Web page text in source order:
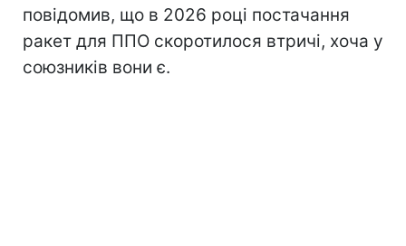
повідомив, що в 2026 році постачання
ракет для ППО скоротилося втричі, хоча у
союзників вони є.